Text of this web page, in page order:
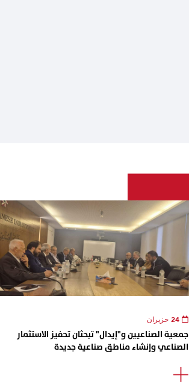
جمعية الصناعيين و"إيدال" تبحثان تحفيز الاستثمار
الصناعي وإنشاء مناطق صناعية جديدة